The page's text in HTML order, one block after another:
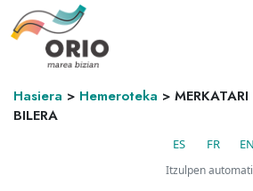
Hasiera > Hemeroteka >
BILERA
ES FR EN
Itzulpen